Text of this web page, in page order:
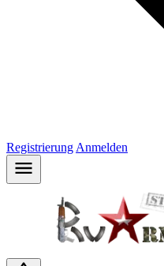
Registrierung Anmelden